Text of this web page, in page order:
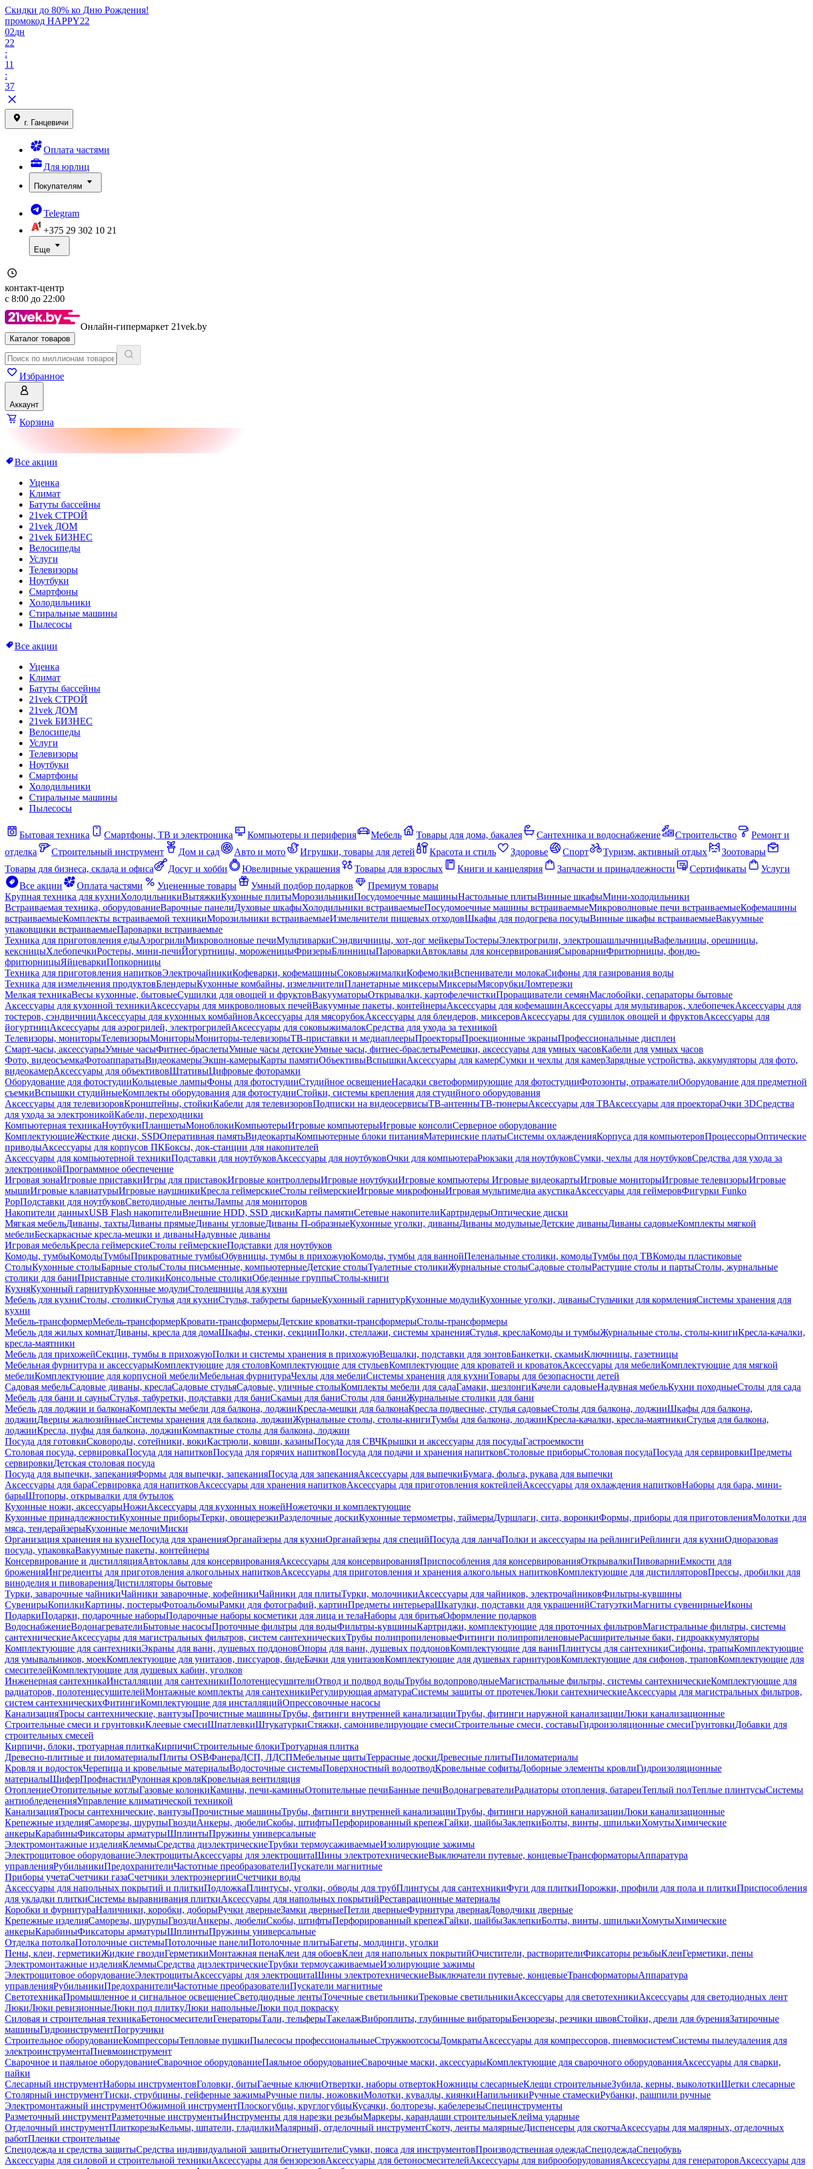
Скидки до 80% ко Дню Рождения!
промокод HAPPY22
02дн
22
:
11
:
37
г. Ганцевичи
Оплата частями
Для юрлиц
Покупателям
Telegram
+375 29 302 10 21
Еще
контакт-центр
с 8:00 до 22:00
Онлайн-гипермаркет 21vek.by
Каталог товаров
Избранное
Аккаунт
Корзина
Все акции
Уценка
Климат
Батуты бассейны
21vek СТРОЙ
21vek ДОМ
21vek БИЗНЕС
Велосипеды
Услуги
Телевизоры
Ноутбуки
Смартфоны
Холодильники
Стиральные машины
Пылесосы
Все акции
Уценка
Климат
Батуты бассейны
21vek СТРОЙ
21vek ДОМ
21vek БИЗНЕС
Велосипеды
Услуги
Телевизоры
Ноутбуки
Смартфоны
Холодильники
Стиральные машины
Пылесосы
Бытовая техника Смартфоны, ТВ и электроника Компьютеры и периферия Мебель Товары для дома, бакалея Сантехника и водоснабжение Строительство
Ремонт и
отделка
Строительный инструмент Дом и сад Авто и мото Игрушки, товары для детей Красота и стиль Здоровье Спорт Туризм, активный отдых
Зоотовары
Товары для бизнеса, склада и офиса
Досуг и хобби Ювелирные украшения Товары для взрослых Книги и канцелярия Запчасти и принадлежности Сертификаты
Услуги
Все акции
Оплата частями Уцененные товары Умный подбор подарков
Премиум товары
Крупная техника для кухниХолодильникиВытяжкиКухонные плитыМорозильникиПосудомоечные машиныНастольные плитыВинные шкафыМини-холодильники
Встраиваемая техника, оборудованиеВарочные панелиДуховые шкафыХолодильники встраиваемыеПосудомоечные машины встраиваемыеМикроволновые печи встраиваемыеКофемашины
встраиваемыеКомплекты встраиваемой техникиМорозильники встраиваемыеИзмельчители пищевых отходовШкафы для подогрева посудыВинные шкафы встраиваемыеВакуумные
упаковщики встраиваемыеПароварки встраиваемые
Техника для приготовления едыАэрогрилиМикроволновые печиМультиваркиСэндвичницы, хот-дог мейкерыТостерыЭлектрогрили, электрошашлычницыВафельницы, орешницы,
кексницыХлебопечкиРостеры, мини-печиЙогуртницы, мороженицыФризерыБлинницыПароваркиАвтоклавы для консервированияСыроварниФритюрницы, фондю-
фритюрницыЯйцеваркиПопкорницы
Техника для приготовления напитковЭлектрочайникиКофеварки, кофемашиныСоковыжималкиКофемолкиВспениватели молокаСифоны для газирования воды
Техника для измельчения продуктовБлендерыКухонные комбайны, измельчителиПланетарные миксерыМиксерыМясорубкиЛомтерезки
Мелкая техникаВесы кухонные, бытовыеСушилки для овощей и фруктовВакууматорыОткрывалки, картофелечисткиПроращиватели семянМаслобойки, сепараторы бытовые
Аксессуары для кухонной техникиАксессуары для микроволновых печейВакуумные пакеты, контейнерыАксессуары для кофемашинАксессуары для мультиварок, хлебопечекАксессуары для
тостеров, сэндвичницАксессуары для кухонных комбайновАксессуары для мясорубокАксессуары для блендеров, миксеровАксессуары для сушилок овощей и фруктовАксессуары для
йогуртницАксессуары для аэрогрилей, электрогрилейАксессуары для соковыжималокСредства для ухода за техникой
Телевизоры, мониторыТелевизорыМониторыМониторы-телевизорыТВ-приставки и медиаплеерыПроекторыПроекционные экраныПрофессиональные дисплеи
Смарт-часы, аксессуарыУмные часыФитнес-браслетыУмные часы детскиеУмные часы, фитнес-браслетыРемешки, аксессуары для умных часовКабели для умных часов
Фото, видеосъемкаФотоаппаратыВидеокамерыЭкшн-камерыКарты памятиОбъективыВспышкиАксессуары для камерСумки и чехлы для камерЗарядные устройства, аккумуляторы для фото,
видеокамерАксессуары для объективовШтативыЦифровые фоторамки
Оборудование для фотостудииКольцевые лампыФоны для фотостудииСтудийное освещениеНасадки светоформирующие для фотостудииФотозонты, отражателиОборудование для предметной
съемкиВспышки студийныеКомплекты оборудования для фотостудииСтойки, системы крепления для студийного оборудования
Аксессуары для телевизоровКронштейны, стойкиКабели для телевизоровПодписки на видеосервисыТВ-антенныТВ-тюнерыАксессуары для ТВАксессуары для проектораОчки 3DСредства
для ухода за электроникойКабели, переходники
Компьютерная техникаНоутбукиПланшетыМоноблокиКомпьютерыИгровые компьютерыИгровые консолиСерверное оборудование
КомплектующиеЖесткие диски, SSDОперативная памятьВидеокартыКомпьютерные блоки питанияМатеринские платыСистемы охлажденияКорпуса для компьютеровПроцессорыОптические
приводыАксессуары для корпусов ПКБоксы, док-станции для накопителей
Аксессуары для компьютерной техникиПодставки для ноутбуковАксессуары для ноутбуковОчки для компьютераРюкзаки для ноутбуковСумки, чехлы для ноутбуковСредства для ухода за
электроникойПрограммное обеспечение
Игровая зонаИгровые приставкиИгры для приставокИгровые контроллерыИгровые ноутбукиИгровые компьютеры Игровые видеокартыИгровые мониторыИгровые телевизорыИгровые
мышиИгровые клавиатурыИгровые наушникиКресла геймерскиеСтолы геймерскиеИгровые микрофоныИгровая мультимедиа акустикаАксессуары для геймеровФигурки Funko
PopПодставки для ноутбуковСветодиодные лентыЛампы для мониторов
Накопители данныхUSB Flash накопителиВнешние HDD, SSD дискиКарты памятиСетевые накопителиКартридерыОптические диски
Мягкая мебельДиваны, тахтыДиваны прямыеДиваны угловыеДиваны П-образныеКухонные уголки, диваныДиваны модульныеДетские диваныДиваны садовыеКомплекты мягкой
мебелиБескаркасные кресла-мешки и диваныНадувные диваны
Игровая мебельКресла геймерскиеСтолы геймерскиеПодставки для ноутбуков
Комоды, тумбыКомодыТумбыПрикроватные тумбыОбувницы, тумбы в прихожуюКомоды, тумбы для ваннойПеленальные столики, комодыТумбы под ТВКомоды пластиковые
СтолыКухонные столыБарные столыСтолы письменные, компьютерныеДетские столыТуалетные столикиЖурнальные столыСадовые столыРастущие столы и партыСтолы, журнальные
столики для баниПриставные столикиКонсольные столикиОбеденные группыСтолы-книги
КухняКухонный гарнитурКухонные модулиСтолешницы для кухни
Мебель для кухниСтолы, столикиСтулья для кухниСтулья, табуреты барныеКухонный гарнитурКухонные модулиКухонные уголки, диваныСтульчики для кормленияСистемы хранения для
кухни
Мебель-трансформерМебель-трансформерКровати-трансформерыДетские кроватки-трансформерыСтолы-трансформеры
Мебель для жилых комнатДиваны, кресла для домаШкафы, стенки, секцииПолки, стеллажи, системы храненияСтулья, креслаКомоды и тумбыЖурнальные столы, столы-книгиКресла-качалки,
кресла-маятники
Мебель для прихожейСекции, тумбы в прихожуюПолки и системы хранения в прихожуюВешалки, подставки для зонтовБанкетки, скамьиКлючницы, газетницы
Мебельная фурнитура и аксессуарыКомплектующие для столовКомплектующие для стульевКомплектующие для кроватей и кроватокАксессуары для мебелиКомплектующие для мягкой
мебелиКомплектующие для корпусной мебелиМебельная фурнитураЧехлы для мебелиСистемы хранения для кухниТовары для безопасности детей
Садовая мебельСадовые диваны, креслаСадовые стульяСадовые, уличные столыКомплекты мебели для садаГамаки, шезлонгиКачели садовыеНадувная мебельКухни походныеСтолы для сада
Мебель для бани и сауныСтулья, табуретки, подставки для баниСкамьи для баниСтолы для баниЖурнальные столики для бани
Мебель для лоджии и балконаКомплекты мебели для балкона, лоджииКресла-мешки для балконаКресла подвесные, стулья садовыеСтолы для балкона, лоджииШкафы для балкона,
лоджииДверцы жалюзийныеСистемы хранения для балкона, лоджииЖурнальные столы, столы-книгиТумбы для балкона, лоджииКресла-качалки, кресла-маятникиСтулья для балкона,
лоджииКресла, пуфы для балкона, лоджииКомпактные столы для балкона, лоджии
Посуда для готовкиСковороды, сотейники, вокиКастрюли, ковши, казаныПосуда для СВЧКрышки и аксессуары для посудыГастроемкости
Столовая посуда, сервировкаПосуда для напитковПосуда для горячих напитковПосуда для подачи и хранения напитковСтоловые приборыСтоловая посудаПосуда для сервировкиПредметы
сервировкиДетская столовая посуда
Посуда для выпечки, запеканияФормы для выпечки, запеканияПосуда для запеканияАксессуары для выпечкиБумага, фольга, рукава для выпечки
Аксессуары для бараСервировка для напитковАксессуары для хранения напитковАксессуары для приготовления коктейлейАксессуары для охлаждения напитковНаборы для бара, мини-
барыШтопоры, открывалки для бутылок
Кухонные ножи, аксессуарыНожиАксессуары для кухонных ножейНожеточки и комплектующие
Кухонные принадлежностиКухонные приборыТерки, овощерезкиРазделочные доскиКухонные термометры, таймерыДуршлаги, сита, воронкиФормы, приборы для приготовленияМолотки для
мяса, тендерайзерыКухонные мелочиМиски
Организация хранения на кухнеПосуда для храненияОрганайзеры для кухниОрганайзеры для специйПосуда для ланчаПолки и аксессуары на рейлингиРейлинги для кухниОдноразовая
посуда, упаковкаВакуумные пакеты, контейнеры
Консервирование и дистилляцияАвтоклавы для консервированияАксессуары для консервированияПриспособления для консервированияОткрывалкиПивоварниЕмкости для
броженияИнгредиенты для приготовления алкогольных напитковАксессуары для приготовления и хранения алкогольных напитковКомплектующие для дистилляторовПрессы, дробилки для
виноделия и пивоваренияДистилляторы бытовые
Турки, заварочные чайникиЧайники заварочные, кофейникиЧайники для плитыТурки, молочникиАксессуары для чайников, электрочайниковФильтры-кувшины
СувенирыКопилкиКартины, постерыФотоальбомыРамки для фотографий, картинПредметы интерьераШкатулки, подставки для украшенийСтатуэткиМагниты сувенирныеИконы
ПодаркиПодарки, подарочные наборыПодарочные наборы косметики для лица и телаНаборы для бритьяОформление подарков
ВодоснабжениеВодонагревателиБытовые насосыПроточные фильтры для водыФильтры-кувшиныКартриджи, комплектующие для проточных фильтровМагистральные фильтры, системы
сантехническиеАксессуары для магистральных фильтров, систем сантехническихТрубы полипропиленовыеФитинги полипропиленовыеРасширительные баки, гидроаккумуляторы
Комплектующие для сантехникиЭкраны для ванн, душевых поддоновОпоры для ванн, душевых поддоновКомплектующие для ваннПлинтусы для сантехникиСифоны, трапыКомплектующие
для умывальников, моекКомплектующие для унитазов, писсуаров, бидеБачки для унитазовКомплектующие для душевых гарнитуровКомплектующие для сифонов, траповКомплектующие для
смесителейКомплектующие для душевых кабин, уголков
Инженерная сантехникаИнсталляции для сантехникиПолотенцесушителиОтвод и подвод водыТрубы водопроводныеМагистральные фильтры, системы сантехническиеКомплектующие для
радиаторов, полотенцесушителейМонтажные комплекты для сантехникиРегулирующая арматураСистемы защиты от протечекЛюки сантехническиеАксессуары для магистральных фильтров,
систем сантехническихФитингиКомплектующие для инсталляцийОпрессовочные насосы
КанализацияТросы сантехнические, вантузыПрочистные машиныТрубы, фитинги внутренней канализацииТрубы, фитинги наружной канализацииЛюки канализационные
Строительные смеси и грунтовкиКлеевые смесиШпатлевкиШтукатуркиСтяжки, самонивелирующие смесиСтроительные смеси, составыГидроизоляционные смесиГрунтовкиДобавки для
строительных смесей
Кирпичи, блоки, тротуарная плиткаКирпичиСтроительные блокиТротуарная плитка
Древесно-плитные и пиломатериалыПлиты OSBФанераДСП, ЛДСПМебельные щитыТеррасные доскиДревесные плитыПиломатериалы
Кровля и водостокЧерепица и кровельные материалыВодосточные системыПоверхностный водоотводКровельные софитыДоборные элементы кровлиГидроизоляционные
материалыШиферПрофнастилРулонная кровляКровельная вентиляция
ОтоплениеОтопительные котлыГазовые колонкиКамины, печи-каминыОтопительные печиБанные печиВодонагревателиРадиаторы отопления, батареиТеплый полТеплые плинтусыСистемы
антиобледененияУправление климатической техникой
КанализацияТросы сантехнические, вантузыПрочистные машиныТрубы, фитинги внутренней канализацииТрубы, фитинги наружной канализацииЛюки канализационные
Крепежные изделияСаморезы, шурупыГвоздиАнкеры, дюбелиСкобы, штифтыПерфорированный крепежГайки, шайбыЗаклепкиБолты, винты, шпилькиХомутыХимические
анкерыКарабиныФиксаторы арматурыШплинтыПружины универсальные
Электромонтажные изделияКлеммыСредства диэлектрическиеТрубки термоусаживаемыеИзолирующие зажимы
Электрощитовое оборудованиеЭлектрощитыАксессуары для электрощитаШины электротехническиеВыключатели путевые, концевыеТрансформаторыАппаратура
управленияРубильникиПредохранителиЧастотные преобразователиПускатели магнитные
Приборы учетаСчетчики газаСчетчики электроэнергииСчетчики воды
Аксессуары для напольных покрытий и плиткиПодложкаПлинтусы, уголки, обводы для трубПлинтусы для сантехникиФуги для плиткиПорожки, профили для пола и плиткиПриспособления
для укладки плиткиСистемы выравнивания плиткиАксессуары для напольных покрытийРеставрационные материалы
Коробки и фурнитураНаличники, коробки, доборыРучки дверныеЗамки дверныеПетли дверныеФурнитура двернаяДоводчики дверные
Крепежные изделияСаморезы, шурупыГвоздиАнкеры, дюбелиСкобы, штифтыПерфорированный крепежГайки, шайбыЗаклепкиБолты, винты, шпилькиХомутыХимические
анкерыКарабиныФиксаторы арматурыШплинтыПружины универсальные
Отделка потолкаПотолочные системыПотолочные панелиПотолочные плитыБагеты, молдинги, уголки
Пены, клеи, герметикиЖидкие гвоздиГерметикиМонтажная пенаКлеи для обоевКлеи для напольных покрытийОчистители, растворителиФиксаторы резьбыКлеиГерметики, пены
Электромонтажные изделияКлеммыСредства диэлектрическиеТрубки термоусаживаемыеИзолирующие зажимы
Электрощитовое оборудованиеЭлектрощитыАксессуары для электрощитаШины электротехническиеВыключатели путевые, концевыеТрансформаторыАппаратура
управленияРубильникиПредохранителиЧастотные преобразователиПускатели магнитные
СветотехникаПромышленное и сигнальное освещениеСветодиодные лентыТочечные светильникиТрековые светильникиАксессуары для светотехникиАксессуары для светодиодных лент
ЛюкиЛюки ревизионныеЛюки под плиткуЛюки напольныеЛюки под покраску
Силовая и строительная техникаБетоносмесителиГенераторыТали, тельферыТакелажВиброплиты, глубинные вибраторыБензорезы, резчики швовСтойки, дрели для буренияЗатирочные
машиныГидроинструментПогрузчики
Строительное оборудованиеКомпрессорыТепловые пушкиПылесосы профессиональныеСтружкоотсосыДомкратыАксессуары для компрессоров, пневмосистемСистемы пылеудаления для
электроинструментаПневмоинструмент
Сварочное и паяльное оборудованиеСварочное оборудованиеПаяльное оборудованиеСварочные маски, аксессуарыКомплектующие для сварочного оборудованияАксессуары для сварки,
пайки
Слесарный инструментНаборы инструментовГоловки, битыГаечные ключиОтвертки, наборы отвертокНожницы слесарныеКлещи строительныеЗубила, керны, выколоткиЩетки слесарные
Столярный инструментТиски, струбцины, гейферные зажимыРучные пилы, ножовкиМолотки, кувалды, киянкиНапильникиРучные стамескиРубанки, рашпили ручные
Электромонтажный инструментОбжимной инструментПлоскогубцы, круглогубцыКусачки, болторезы, кабелерезыСпецинструменты
Разметочный инструментРазметочные инструментыИнструменты для нарезки резьбыМаркеры, карандаши строительныеКлейма ударные
Отделочный инструментПлиткорезыКельмы, шпатели, гладилкиМалярный, отделочный инструментСкотч, ленты малярныеДиспенсеры для скотчаАксессуары для малярных, отделочных
работПленки строительные
Спецодежда и средства защитыСредства индивидуальной защитыОгнетушителиСумки, пояса для инструментовПроизводственная одеждаСпецодеждаСпецобувь
Аксессуары для силовой и строительной техникиАксессуары для бензорезовАксессуары для бетоносмесителейАксессуары для виброоборудованияАксессуары для генераторовАксессуары для